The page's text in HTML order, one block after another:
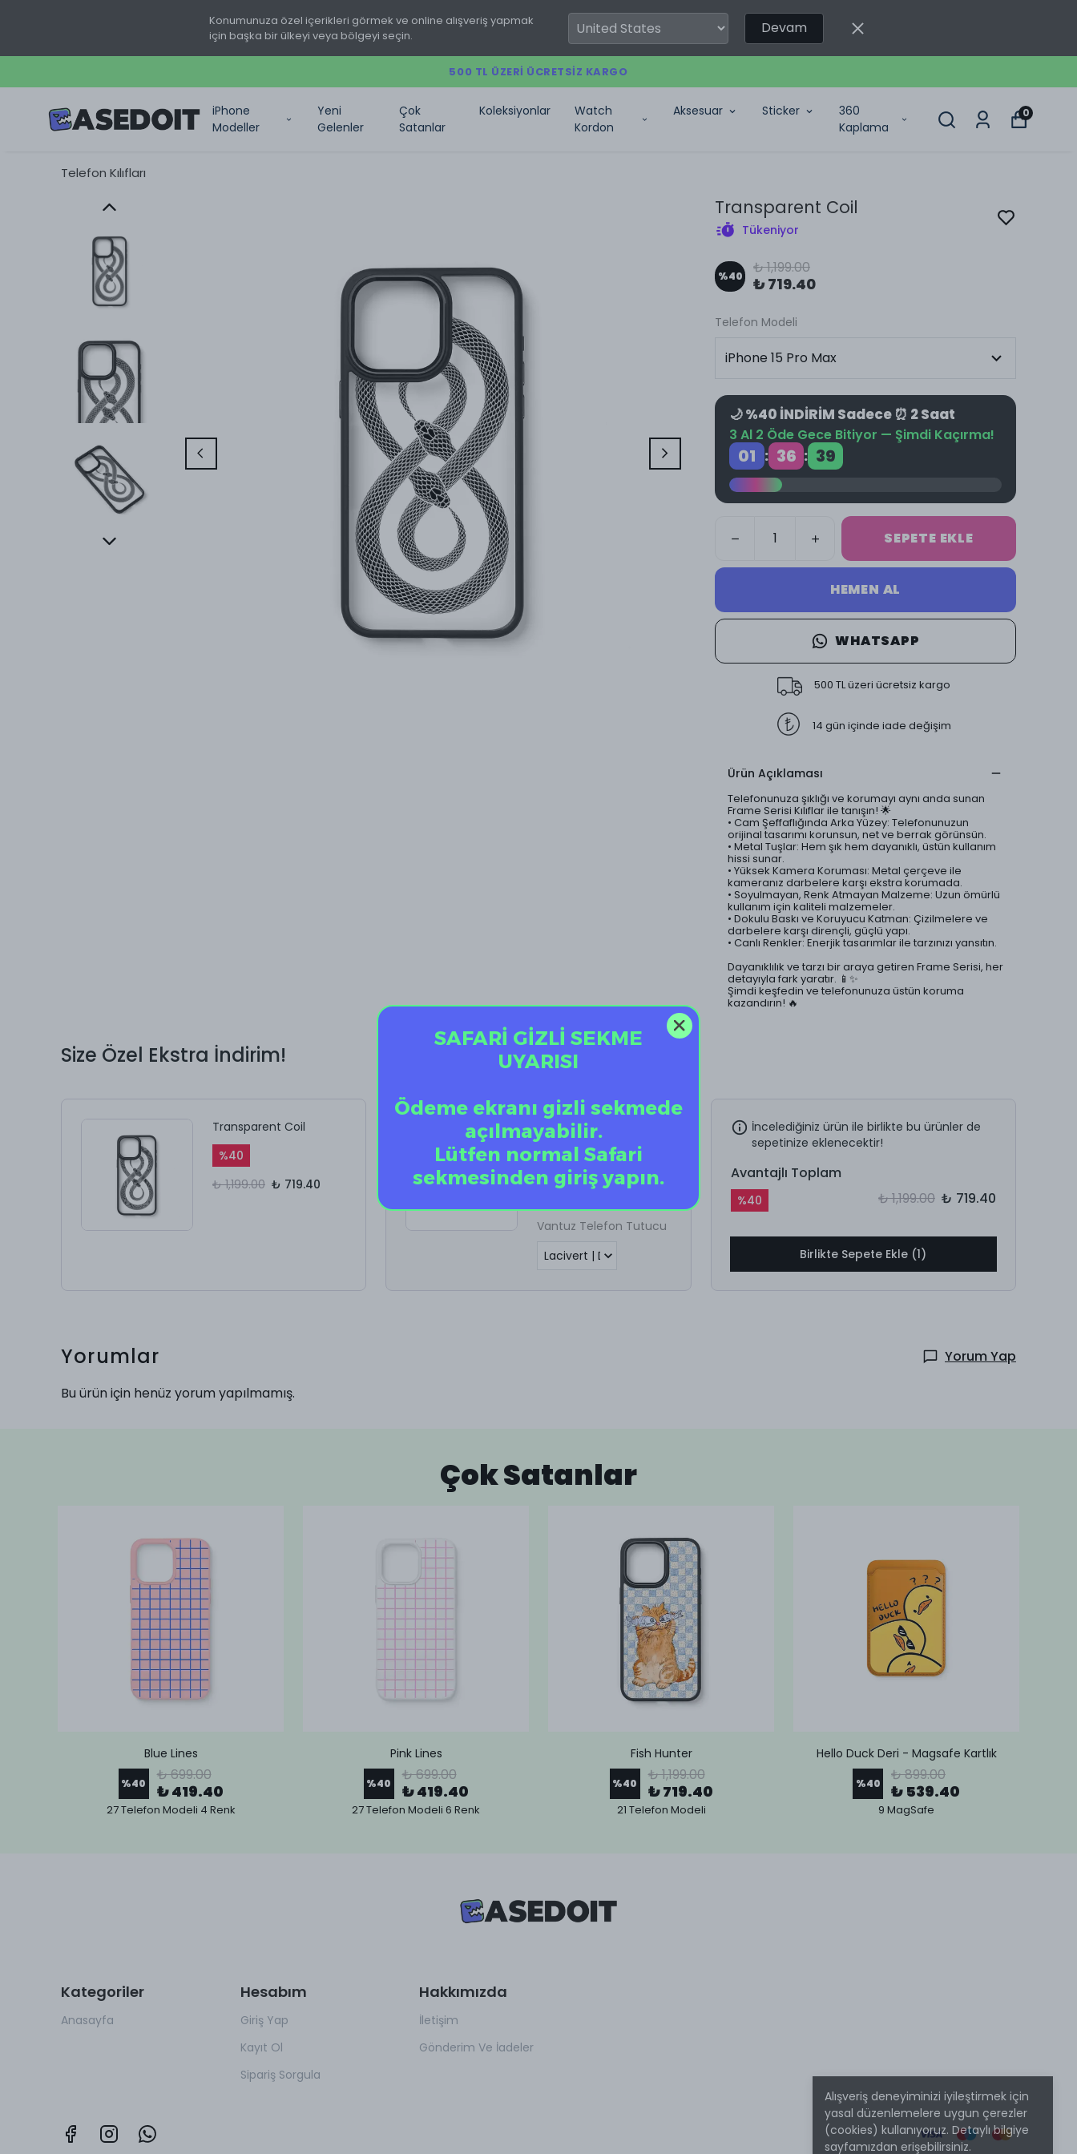
Konumunuza özel içerikleri görmek ve online alışveriş yapmak
için başka bir ülkeyi veya bölgeyi seçin.
Devam
500 TL ÜZERI ÜCRETSIZ KARGO
iPhone
Modeller
Yeni
Gelenler
Çok
Satanlar
Koleksiyonlar
Watch
Kordon
Aksesuar Sticker
360
Kaplama
0
Alışveriş deneyiminizi iyileştirmek için
yasal düzenlemelere uygun çerezler
(cookies) kullanıyoruz. Detaylı bilgiye
sayfamızdan erişebilirsiniz.
Telefon Kılıfları
Transparent Coil
Tükeniyor
%40 ₺ 1,199.00
₺ 719.40
Telefon Modeli
🌙 %40 İNDİRİM Sadece ⏰ 2 Saat
3 Al 2 Öde Gece Bitiyor — Şimdi Kaçırma!
01 : 36 : 38
SEPETE EKLE
HEMEN AL
WHATSAPP
500 TL üzeri ücretsiz kargo
14 gün içinde iade değişim
Ürün Açıklaması
Telefonunuza şıklığı ve korumayı aynı anda sunan
Frame Serisi Kılıflar ile tanışın! 🌟
• Cam Şeffaflığında Arka Yüzey: Telefonunuzun
orijinal tasarımı korunsun, net ve berrak görünsün.
• Metal Tuşlar: Hem şık hem dayanıklı, üstün kullanım
hissi sunar.
• Yüksek Kamera Koruması: Metal çerçeve ile
kameranız darbelere karşı ekstra korumada.
• Soyulmayan, Renk Atmayan Malzeme: Uzun ömürlü
kullanım için kaliteli malzemeler.
• Dokulu Baskı ve Koruyucu Katman: Çizilmelere ve
darbelere karşı dirençli, güçlü yapı.
• Canlı Renkler: Enerjik tasarımlar ile tarzınızı yansıtın.
Dayanıklılık ve tarzı bir araya getiren Frame Serisi, her
detayıyla fark yaratır. 📱✨
Şimdi keşfedin ve telefonunuza üstün koruma
kazandırın! 🔥
Size Özel Ekstra İndirim!
Transparent Coil
%40
₺ 1,199.00 ₺ 719.40
Vantuz Telefon
Tutucu
% 60
Vantuz Telefon Tutucu
İncelediğiniz ürün ile birlikte bu ürünler de
sepetinize eklenecektir!
Avantajlı Toplam
%40 ₺ 1,199.00 ₺ 719.40
Birlikte Sepete Ekle (1)
Yorumlar
Yorum Yap
Bu ürün için henüz yorum yapılmamış.
Çok Satanlar
Blue Lines
%40 ₺ 699.00
₺ 419.40
27 Telefon Modeli 4 Renk
Pink Lines
%40 ₺ 699.00
₺ 419.40
27 Telefon Modeli 6 Renk
Fish Hunter
%40 ₺ 1,199.00
₺ 719.40
21 Telefon Modeli
Hello Duck Deri - Magsafe Kartlık
%40 ₺ 899.00
₺ 539.40
9 MagSafe
Kategoriler
Anasayfa
Hesabım
Giriş Yap
Kayıt Ol
Sipariş Sorgula
Hakkımızda
İletişim
Gönderim Ve İadeler
SAFARİ GİZLİ SEKME
UYARISI
Ödeme ekranı gizli sekmede
açılmayabilir.
Lütfen normal Safari
sekmesinden giriş yapın.